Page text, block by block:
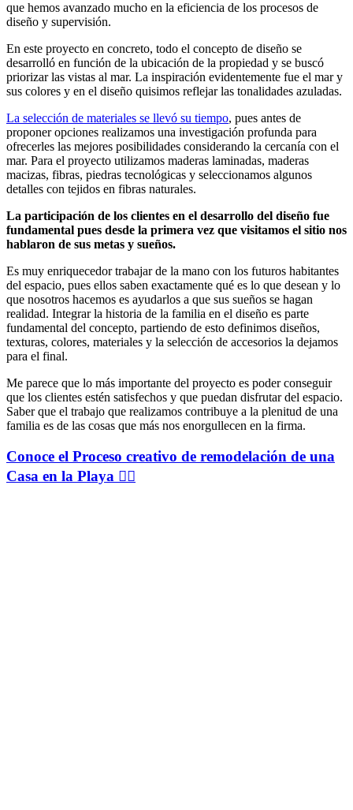
que hemos avanzado mucho en la eficiencia de los procesos de
diseño y supervisión.
En este proyecto en concreto, todo el concepto de diseño se
desarrolló en función de la ubicación de la propiedad y se buscó
priorizar las vistas al mar. La inspiración evidentemente fue el mar y
sus colores y en el diseño quisimos reflejar las tonalidades azuladas.
La selección de materiales se llevó su tiempo, pues antes de
proponer opciones realizamos una investigación profunda para
ofrecerles las mejores posibilidades considerando la cercanía con el
mar. Para el proyecto utilizamos maderas laminadas, maderas
macizas, fibras, piedras tecnológicas y seleccionamos algunos
detalles con tejidos en fibras naturales.
La participación de los clientes en el desarrollo del diseño fue
fundamental pues desde la primera vez que visitamos el sitio nos
hablaron de sus metas y sueños.
Es muy enriquecedor trabajar de la mano con los futuros habitantes
del espacio, pues ellos saben exactamente qué es lo que desean y lo
que nosotros hacemos es ayudarlos a que sus sueños se hagan
realidad. Integrar la historia de la familia en el diseño es parte
fundamental del concepto, partiendo de esto definimos diseños,
texturas, colores, materiales y la selección de accesorios la dejamos
para el final.
Me parece que lo más importante del proyecto es poder conseguir
que los clientes estén satisfechos y que puedan disfrutar del espacio.
Saber que el trabajo que realizamos contribuye a la plenitud de una
familia es de las cosas que más nos enorgullecen en la firma.
Conoce el Proceso creativo de remodelación de una
Casa en la Playa 👇🏼